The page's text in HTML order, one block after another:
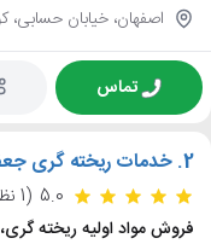
اصفهان، خیابان حسابی،
تماس
2. خدمات ریخته گری
5.0 (1 نظر)
فروش مواد اولیه ریخته